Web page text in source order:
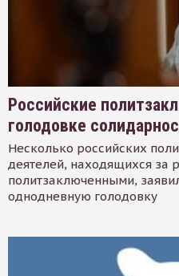
Российские
голодовке
Несколько российских
деятелей, находящихся за
политзаключенными,
однодневную голодовку